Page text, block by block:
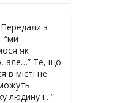
з
“ми
як
але…” Те, що
в місті не
людину і…”